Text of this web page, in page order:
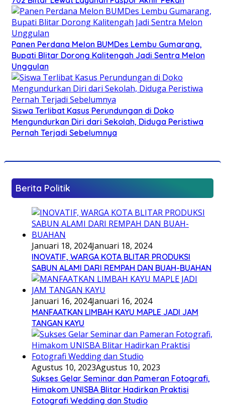
Panen Perdana Melon BUMDes Lembu Gumarang,
Bupati Blitar Dorong Kalitengah Jadi Sentra Melon
Unggulan
Siswa Terlibat Kasus Perundungan di Doko
Mengundurkan Diri dari Sekolah, Diduga Peristiwa
Pernah Terjadi Sebelumnya
Berita Politik
Januari 18, 2024Januari 18, 2024
INOVATIF, WARGA KOTA BLITAR PRODUKSI
SABUN ALAMI DARI REMPAH DAN BUAH-BUAHAN
Januari 16, 2024Januari 16, 2024
MANFAATKAN LIMBAH KAYU MAPLE JADI JAM
TANGAN KAYU
Agustus 10, 2023Agustus 10, 2023
Sukses Gelar Seminar dan Pameran Fotografi,
Himakom UNISBA Blitar Hadirkan Praktisi
Fotografi Wedding dan Studio